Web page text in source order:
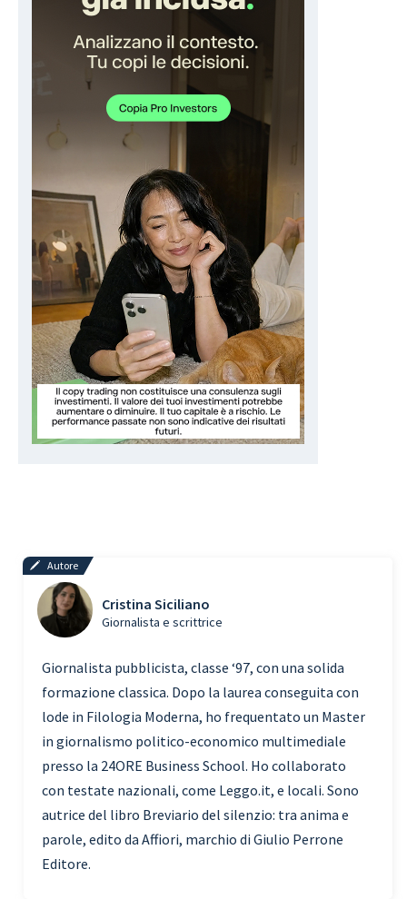
Autore
Cristina Siciliano
Giornalista e scrittrice
Giornalista pubblicista, classe ‘97, con una solida
formazione classica. Dopo la laurea conseguita con
lode in Filologia Moderna, ho frequentato un Master
in giornalismo politico-economico multimediale
presso la 24ORE Business School. Ho collaborato
con testate nazionali, come Leggo.it, e locali. Sono
autrice del libro Breviario del silenzio: tra anima e
parole, edito da Affiori, marchio di Giulio Perrone
Editore.